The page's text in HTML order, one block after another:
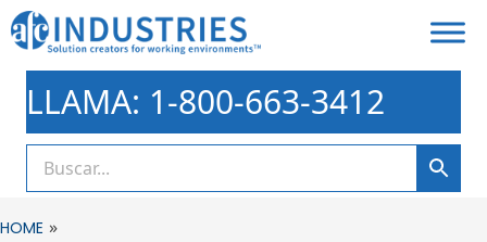
LLAMA: 1-800-663-3412
HOME »